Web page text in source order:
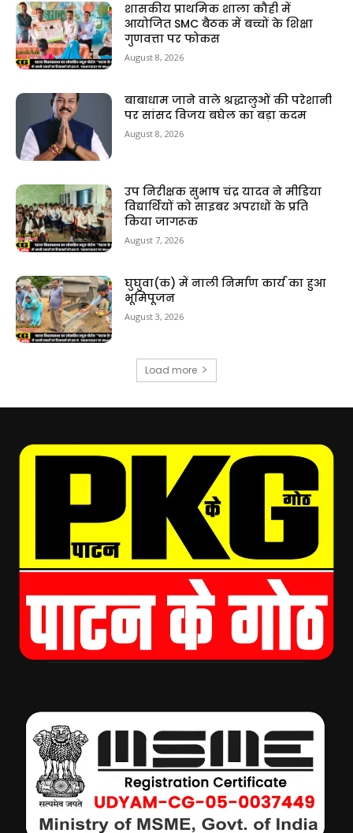
शासकीय प्राथमिक शाला कौही में
आयोजित SMC बैठक में बच्चों के शिक्षा
गुणवत्ता पर फोकस
August 8, 2026
बाबाधाम जाने वाले श्रद्धालुओं की परेशानी
पर सांसद विजय बघेल का बड़ा कदम
August 8, 2026
उप निरीक्षक सुभाष चंद्र यादव ने मीडिया
विद्यार्थियों को साइबर अपराधों के प्रति
किया जागरूक
August 7, 2026
घुघुवा(क) में नाली निर्माण कार्य का हुआ
भूमिपूजन
August 3, 2026
Load more